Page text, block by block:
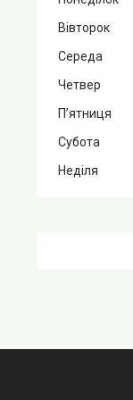
Вівторок
Середа
Четвер
Пʼятниця
Субота
Неділя